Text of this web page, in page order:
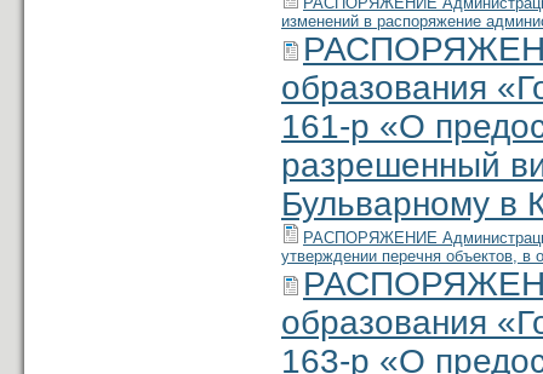
изменений в распоряжение
образования
161-р «О
разрешенный
Бульварному в
РАСПОРЯЖЕНИЕ
утверждении перечня объектов, в
образования
163-р «О